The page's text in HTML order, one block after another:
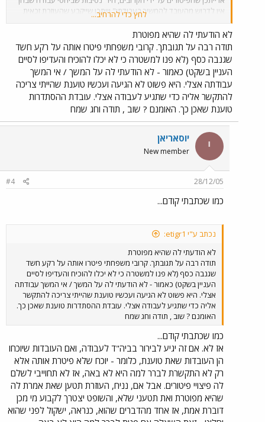
אין לדרוש מהעובד להמשיך בעבודתו" וייתכן שייקבע שהעוזרת זכאית
לפיצויים בגלל זה גם אם היא תיראה כמי שהתפטרה. אין לכל זה שייכות
לחובתך לשלם דמי הבראה וחופשה שנתית, ואת חייבת לשלם את זה.
לחץ כדי להרחיב...
לא הודעתי לה שהיא מפוטרת
תודה רבה על תגובתך. קרובי משפחתי פיטרו אותה על רקע חשד
שגנבה כסף (לא פנו למשטרה כי לא יכלו להוכיח והעדיפו לסיים
העניין בשקט) כאמור - לא הודעתי לה על המשך / אי המשך
עבודתה אצלי. היא פשוט לא הגיעה ועכשיו טוענת שהייתי צריכה
להתקשר אליה כדי שתגיע לעבודה אצלי. עובדת ההסתדרות
טוענת שאכן כך. האומנם ? שוב , תודה וחג שמח
י יוסאריאן
New member
28/12/05
#4
כמו שכתבתי קודם...
נכתב ע"י etigr1:
לא הודעתי לה שהיא מפוטרת
תודה רבה על תגובתך. קרובי משפחתי פיטרו אותה על רקע חשד
שגנבה כסף (לא פנו למשטרה כי לא יכלו להוכיח והעדיפו לסיים
העניין בשקט) כאמור - לא הודעתי לה על המשך / אי המשך עבודתה
אצלי. היא פשוט לא הגיעה ועכשיו טוענת שהייתי צריכה להתקשר
אליה כדי שתגיע לעבודה אצלי. עובדת ההסתדרות טוענת שאכן כך.
האומנם ? שוב , תודה וחג שמח
כמו שכתבתי קודם...
אז לא. אם זה יגיע לבירור בביה"ד לעבודה, ואם העובדות שיוכחו
הן העובדות שאת טוענת, כלומר - יוכח שלא פיטרת אותה אלא
רק לא התקשרת לברר למה היא לא באה, אז לא תחוייבי לשלם
לה פיצויי פיטורים. אבל אם, נניח, העוזרת תטען שאת אמרת לה
שהיא מפוטרת ואת תטעני שלא, והשופט יצטרך לקבוע מי מכן
דוברת אמת, אז אחד מהדברים שהוא, כנראה, ישקול לפני שהוא